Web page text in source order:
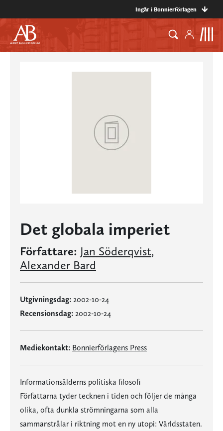
Ingår i Bonnierförlagen
Det globala imperiet
Författare: Jan Söderqvist,
Alexander Bard
Utgivningsdag: 2002-10-24
Recensionsdag: 2002-10-24
Mediekontakt: Bonnierförlagens Press
Informationsålderns politiska filosofi
Författarna tyder tecknen i tiden och följer de många
olika, ofta dunkla strömningarna som alla
sammanstrålar i riktning mot en ny utopi: Världsstaten.